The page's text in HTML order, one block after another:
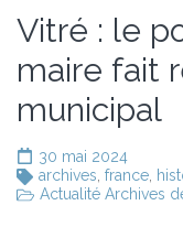
Vitré : le
maire fait
municipal
30 mai 2024
archives france
Actualité Archives